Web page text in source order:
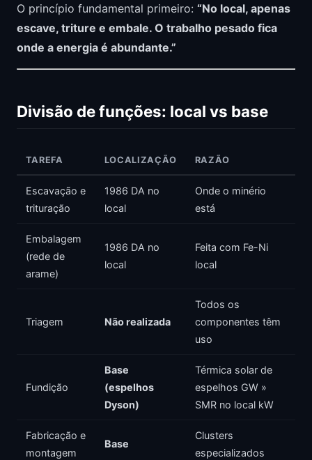
O princípio fundamental primeiro: “No local, apenas
escave, triture e embale. O trabalho pesado fica
onde a energia é abundante.”
Divisão de funções: local vs base
TAREFA LOCALIZAÇÃO RAZÃO
Escavação e
trituração
1986 DA no
local
Onde o minério
está
Embalagem
(rede de
arame)
1986 DA no
local
Feita com Fe-Ni
local
Triagem Não realizada
Todos os
componentes têm
uso
Fundição
Base
(espelhos
Dyson)
Térmica solar de
espelhos GW »
SMR no local kW
Fabricação e
montagem
Base
Clusters
especializados